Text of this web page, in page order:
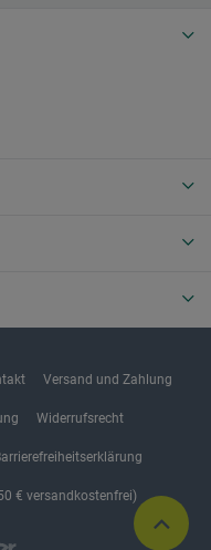
Versand und Zahlung
Widerrufsrecht
€ versandkostenfrei)